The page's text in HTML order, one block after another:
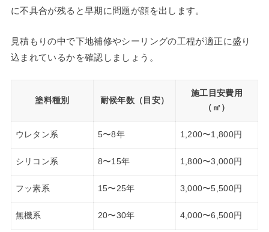
に不具合が残ると早期に問題が顔を出します。
見積もりの中で下地補修やシーリングの工程が適正に盛り
込まれているかを確認しましょう。
塗料種別 耐候年数（目安）
施工目安費用
（㎡）
ウレタン系 5〜8年 1,200〜1,800円
シリコン系 8〜15年 1,800〜3,000円
フッ素系 15〜25年 3,000〜5,500円
無機系 20〜30年 4,000〜6,500円